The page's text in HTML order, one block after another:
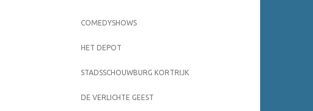
COMEDYSHOWS
HET DEPOT
STADSSCHOUWBURG KORTRIJK
DE VERLICHTE GEEST